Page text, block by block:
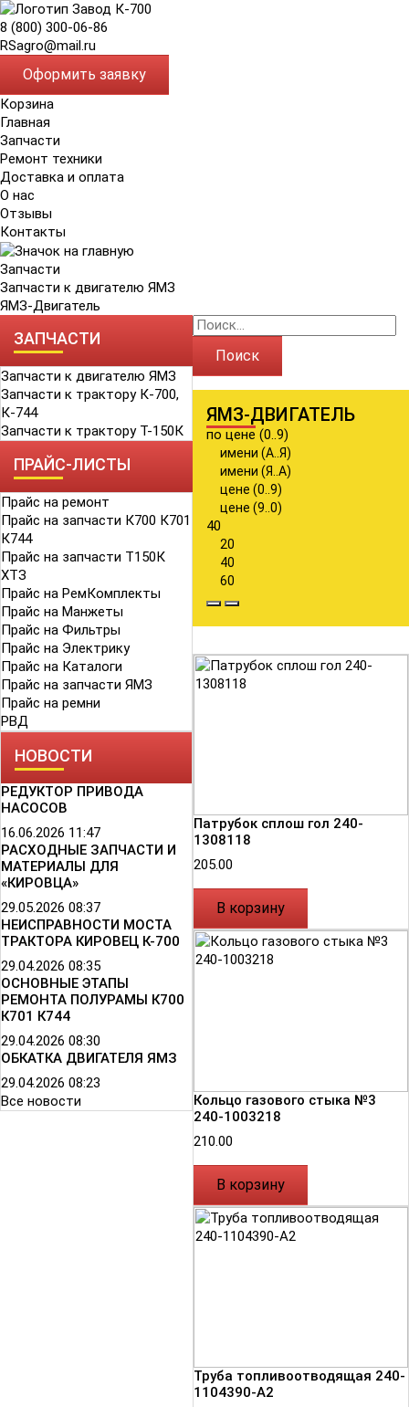
8 (800) 300-06-86
RSagro@mail.ru
Оформить заявку
Корзина
Главная
Запчасти
Ремонт техники
Доставка и оплата
О нас
Отзывы
Контакты
Запчасти
Запчасти к двигателю ЯМЗ
ЯМЗ-Двигатель
ЗАПЧАСТИ
Запчасти к двигателю ЯМЗ
Запчасти к трактору К-700,
К-744
Запчасти к трактору Т-150К
ПРАЙС-ЛИСТЫ
Прайс на ремонт
Прайс на запчасти К700 К701
К744
Прайс на запчасти Т150К
ХТЗ
Прайс на РемКомплекты
Прайс на Манжеты
Прайс на Фильтры
Прайс на Электрику
Прайс на Каталоги
Прайс на запчасти ЯМЗ
Прайс на ремни
РВД
НОВОСТИ
РЕДУКТОР ПРИВОДА
НАСОСОВ
16.06.2026 11:47
РАСХОДНЫЕ ЗАПЧАСТИ И
МАТЕРИАЛЫ ДЛЯ
«КИРОВЦА»
29.05.2026 08:37
НЕИСПРАВНОСТИ МОСТА
ТРАКТОРА КИРОВЕЦ К-700
29.04.2026 08:35
ОСНОВНЫЕ ЭТАПЫ
РЕМОНТА ПОЛУРАМЫ К700
К701 К744
29.04.2026 08:30
ОБКАТКА ДВИГАТЕЛЯ ЯМЗ
29.04.2026 08:23
Все новости
Поиск
ЯМЗ-ДВИГАТЕЛЬ
по цене (0..9)
имени (А..Я)
имени (Я..А)
цене (0..9)
цене (9..0)
40
20
40
60
Патрубок сплош гол 240-
1308118
205.00
В корзину
Кольцо газового стыка №3
240-1003218
210.00
В корзину
Труба топливоотводящая 240-
1104390-А2